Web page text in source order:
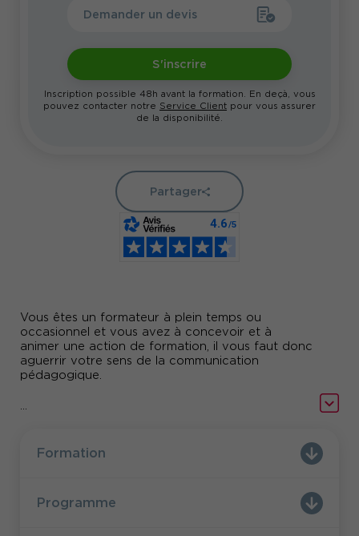
Vous êtes un formateur à plein temps ou
occasionnel et vous avez à concevoir et à
animer une action de formation, il vous faut donc
aguerrir votre sens de la communication
pédagogique.
efficace ? Quelles
techniques de prise de paroles
efficacesutiliser pour mobiliser et animer ?
en pratiques
...
Demander un devis
S'inscrire
Inscription possible 48h avant la formation. En deçà, vous
pouvez contacter notre Service Client pour vous assurer
de la disponibilité.
Partager
Formation
Programme